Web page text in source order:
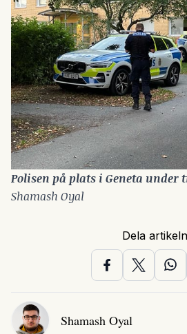
Polisen på plats i Geneta under
Shamash Oyal
Dela artikeln
Shamash Oyal